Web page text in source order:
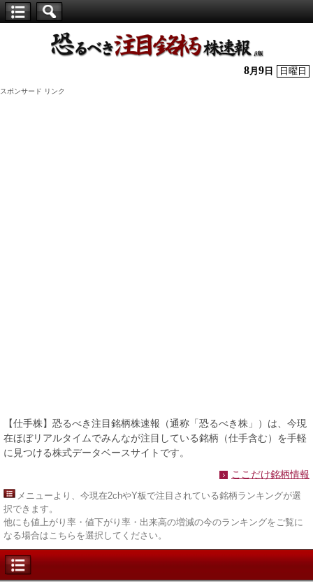
株】
8月 9 日 日曜日
スポンサード リンク
【仕手株】恐るべき注目銘柄株速報（通称「恐るべき株」）は、今現
在ほぼリアルタイムでみんなが注目している銘柄（仕手含む）を手軽
に見つける株式データベースサイトです。
ここだけ銘柄情報
メニューより、今現在2chやY板で注目されている銘柄ランキングが選
択できます。
他にも値上がり率・値下がり率・出来高の増減の今のランキングをご覧に
なる場合はこちらを選択してください。